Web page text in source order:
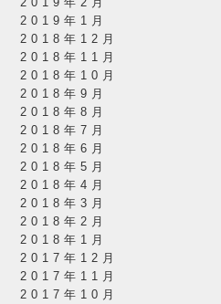
2019年2月
2019年1月
2018年12月
2018年11月
2018年10月
2018年9月
2018年8月
2018年7月
2018年6月
2018年5月
2018年4月
2018年3月
2018年2月
2018年1月
2017年12月
2017年11月
2017年10月